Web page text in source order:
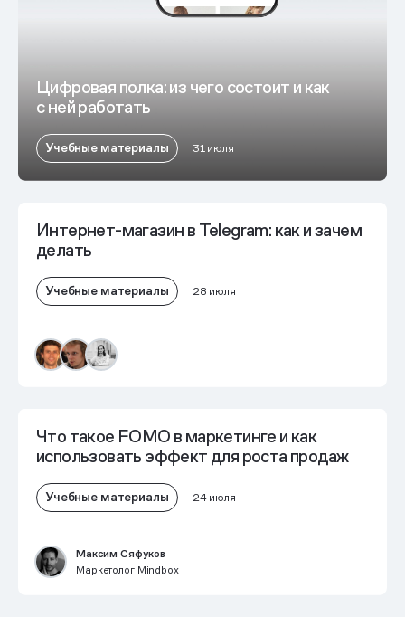
Цифровая полка: из чего состоит и как
с ней работать
Учебные материалы 31 июля
Интернет-магазин в Telegram: как и зачем
делать
Учебные материалы 28 июля
Что такое FOMO в маркетинге и как
использовать эффект для роста продаж
Учебные материалы 24 июля
Максим Сяфуков
Маркетолог Mindbox